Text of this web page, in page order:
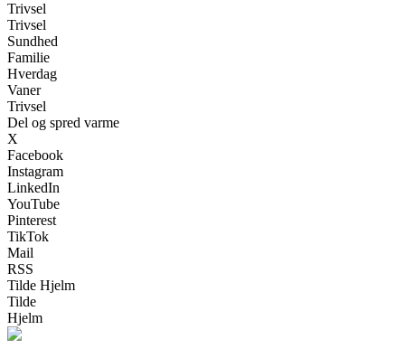
Trivsel
Trivsel
Sundhed
Familie
Hverdag
Vaner
Trivsel
Del og spred varme
X
Facebook
Instagram
LinkedIn
YouTube
Pinterest
TikTok
Mail
RSS
Tilde Hjelm
Tilde
Hjelm